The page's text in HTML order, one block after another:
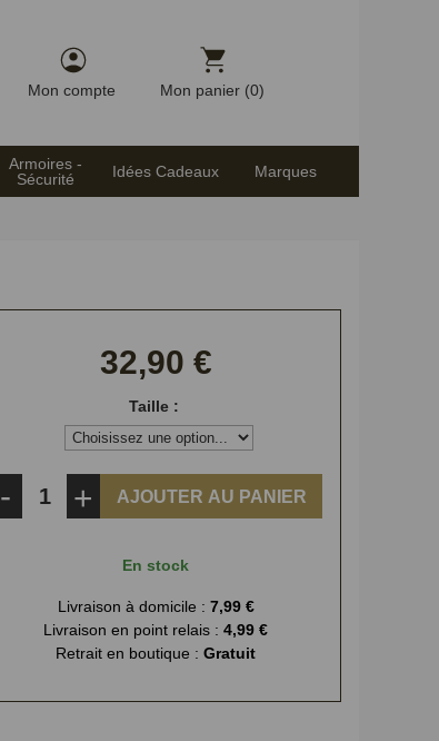
Mon compte Mon panier (0)
Armoires -
Sécurité
Idées Cadeaux Marques
32,90 €
Taille :
- + AJOUTER AU PANIER
En stock
Livraison à domicile : 7,99 €
Livraison en point relais : 4,99 €
Retrait en boutique : Gratuit